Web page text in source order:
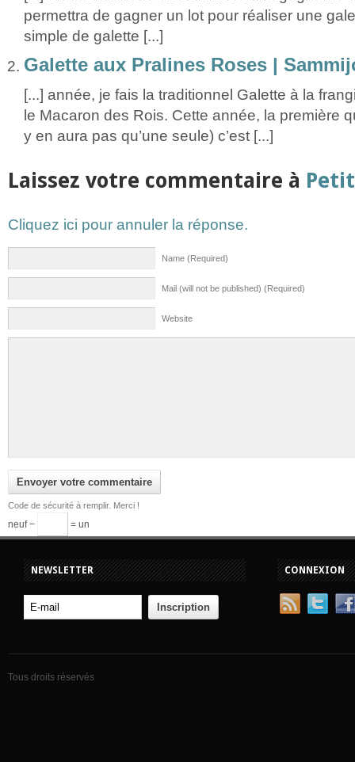
permettra de gagner un lot pour réaliser une
simple de galette [...]
Galette aux Pralines Roses |
[...] année, je fais la traditionnel Galette à la
le Macaron des Rois. Cette année, la première
y en aura pas qu’une seule) c’est [...]
Laissez votre commentaire à
Cliquez ici pour annuler la réponse.
Name (Required)
Mail (will not be published) (Required)
Website
Code de sécurité à remplir. Merci !
neuf − = un
NEWSLETTER CONNEXION
Tous droits réservés